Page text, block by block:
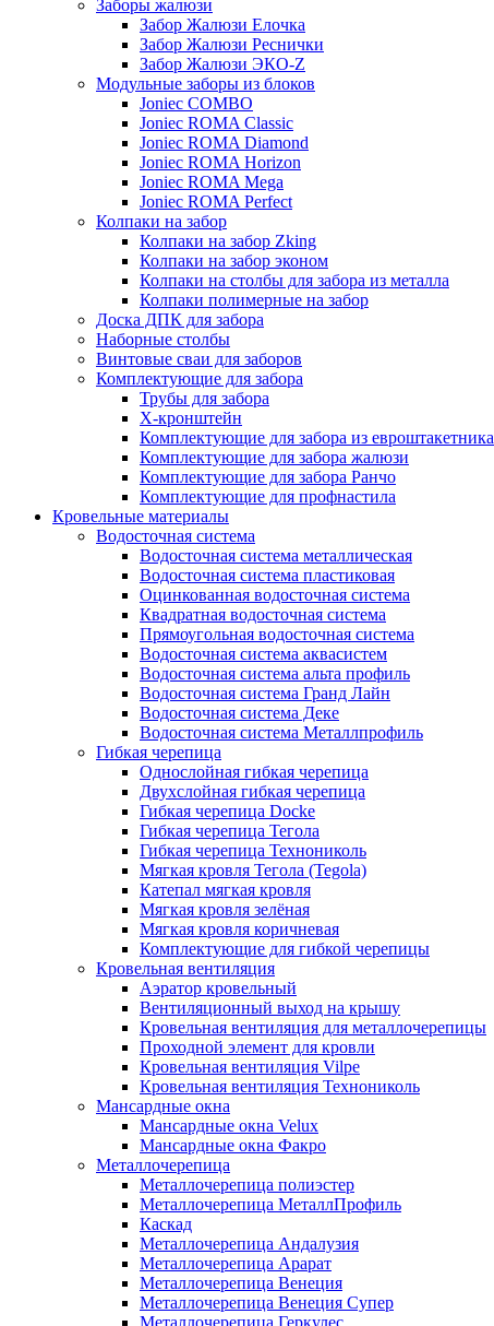
Заборы жалюзи
Забор Жалюзи Елочка
Забор Жалюзи Реснички
Забор Жалюзи ЭКО-Z
Модульные заборы из блоков
Joniec COMBO
Joniec ROMA Classic
Joniec ROMA Diamond
Joniec ROMA Horizon
Joniec ROMA Mega
Joniec ROMA Perfect
Колпаки на забор
Колпаки на забор Zking
Колпаки на забор эконом
Колпаки на столбы для забора из металла
Колпаки полимерные на забор
Доска ДПК для забора
Наборные столбы
Винтовые сваи для заборов
Комплектующие для забора
Трубы для забора
Х-кронштейн
Комплектующие для забора из евроштакетника
Комплектующие для забора жалюзи
Комплектующие для забора Ранчо
Комплектующие для профнастила
Кровельные материалы
Водосточная система
Водосточная система металлическая
Водосточная система пластиковая
Оцинкованная водосточная система
Квадратная водосточная система
Прямоугольная водосточная система
Водосточная система аквасистем
Водосточная система альта профиль
Водосточная система Гранд Лайн
Водосточная система Деке
Водосточная система Металлпрофиль
Гибкая черепица
Однослойная гибкая черепица
Двухслойная гибкая черепица
Гибкая черепица Docke
Гибкая черепица Тегола
Гибкая черепица Технониколь
Мягкая кровля Тегола (Tegola)
Катепал мягкая кровля
Мягкая кровля зелёная
Мягкая кровля коричневая
Комплектующие для гибкой черепицы
Кровельная вентиляция
Аэратор кровельный
Вентиляционный выход на крышу
Кровельная вентиляция для металлочерепицы
Проходной элемент для кровли
Кровельная вентиляция Vilpe
Кровельная вентиляция Технониколь
Мансардные окна
Мансардные окна Velux
Мансардные окна Факро
Металлочерепица
Металлочерепица полиэстер
Металлочерепица МеталлПрофиль
Каскад
Металлочерепица Андалузия
Металлочерепица Арарат
Металлочерепица Венеция
Металлочерепица Венеция Супер
Металлочерепица Геркулес